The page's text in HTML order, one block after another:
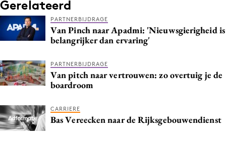
Craft
Customer Experience
Data & Insights
Digital transformation
Diversiteit
Gedragsverandering
Influencer marketing
Gerelateerd
PARTNERBIJDRAGE
Van Pinch naar Apadmi: 'Nieuwsgierigheid is
belangrijker dan ervaring'
PARTNERBIJDRAGE
Van pitch naar vertrouwen: zo overtuig je de
boardroom
CARRIERE
Bas Vereecken naar de Rijksgebouwendienst